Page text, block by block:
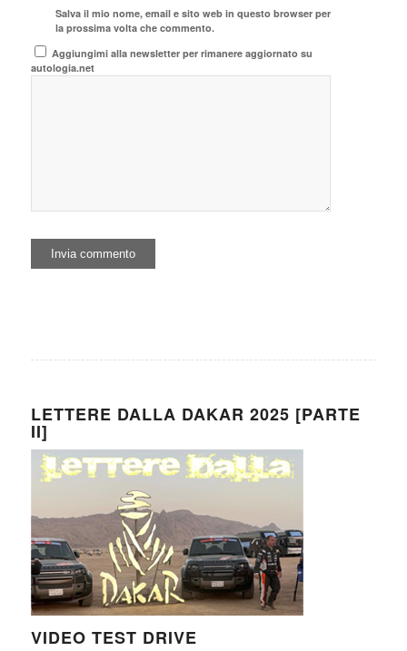
Salva il mio nome, email e sito web in questo browser per
la prossima volta che commento.
Aggiungimi alla newsletter per rimanere aggiornato su
autologia.net
LETTERE DALLA DAKAR 2025 [PARTE
II]
VIDEO TEST DRIVE